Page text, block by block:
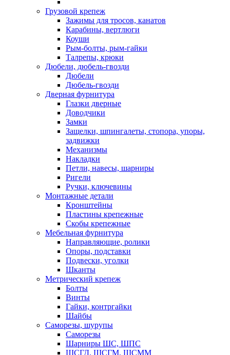
Грузовой крепеж
Зажимы для тросов, канатов
Карабины, вертлюги
Коуши
Рым-болты, рым-гайки
Талрепы, крюки
Дюбели, дюбель-гвозди
Дюбели
Дюбель-гвозди
Дверная фурнитура
Глазки дверные
Доводчики
Замки
Защелки, шпингалеты, стопора, упоры,
задвижки
Механизмы
Накладки
Петли, навесы, шарниры
Ригели
Ручки, ключевины
Монтажные детали
Кронштейны
Пластины крепежные
Скобы крепежные
Мебельная фурнитура
Направляющие, ролики
Опоры, подставки
Подвески, уголки
Шканты
Метрический крепеж
Болты
Винты
Гайки, контргайки
Шайбы
Саморезы, шурупы
Саморезы
Шарниры ШС, ШПС
ШСГД, ШСГМ, ШСММ